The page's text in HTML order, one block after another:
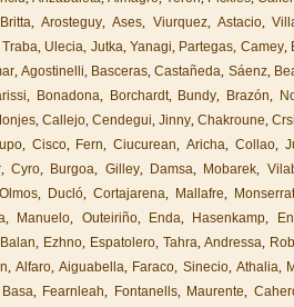
Britta,Arosteguy,Ases, Viurquez, Astacio,
Traba, Ulecia, Jutka,Yanagi, Partegas, Camey,
, Agostinelli, Basceras,Castañeda, Sáenz,
, Bonadona, Borchardt, Bundy, Brazón,
, Callejo, Cendegui,Jinny,Chakroune,
, Cisco, Fern,Ciucurean,Aricha, Collao,
,Cyro, Burgoa, Gilley, Damsa, Mobarek,
Olmos, Ducló, Cortajarena, Mallafre,
, Manuelo, Outeiriño, Enda, Hasenkamp,
Balan, Ezhno, Espatolero, Tahra,Andressa,
,Alfaro,Aiguabella, Faraco, Sinecio, Athalia,
Basa, Fearnleah, Fontanells, Maurente,